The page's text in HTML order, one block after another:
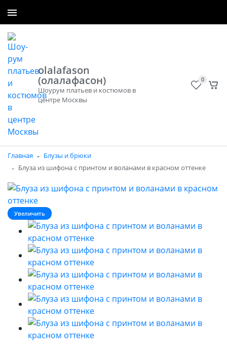
olalafason
(олалафасон)
Шоурум платьев и костюмов в
центре Москвы
0
Главная - Блузы и брюки
- Блуза из шифона с принтом и воланами в красном оттенке
Увеличить